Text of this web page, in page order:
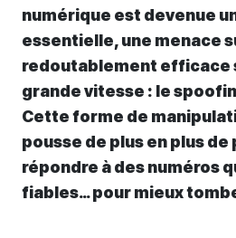
numérique est devenue
essentielle, une menace
redoutablement efficace
grande vitesse : le
Cette forme de
pousse de plus en plus de
répondre à des numéros
fiables… pour mieux